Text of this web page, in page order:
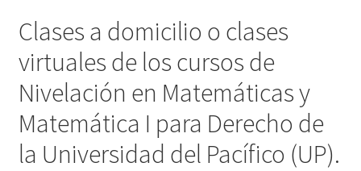
Clases a domicilio o clases
virtuales de los cursos de
Nivelación en Matemáticas y
Matemática I para Derecho de
la Universidad del Pacífico (UP).